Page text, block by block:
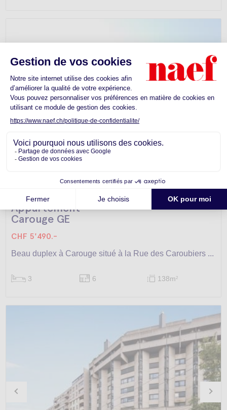
Appartement -
Carouge GE
CHF 5'490.-
Beau duplex à Carouge situé à la Rue des Caroubiers ...
3 6 138m2